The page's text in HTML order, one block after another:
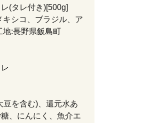
(タレ付き)[500g]
シコ、ブラジル、ア
地:長野県飯島町
を含む)、還元水あ
、にんにく、魚介エ